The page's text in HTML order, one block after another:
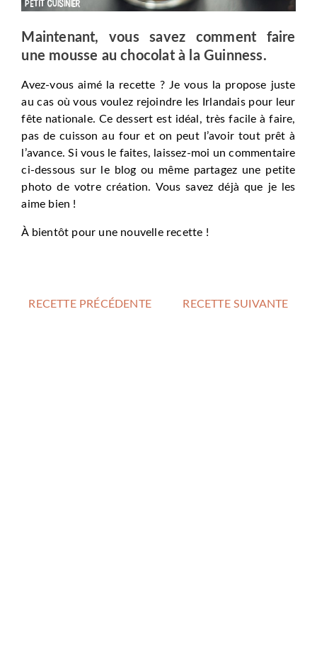
Maintenant, vous savez comment faire
une mousse au chocolat à la Guinness.
Avez-vous aimé la recette ? Je vous la propose juste
au cas où vous voulez rejoindre les Irlandais pour leur
fête nationale. Ce dessert est idéal, très facile à faire,
pas de cuisson au four et on peut l’avoir tout prêt à
l’avance. Si vous le faites, laissez-moi un commentaire
ci-dessous sur le blog ou même partagez une petite
photo de votre création. Vous savez déjà que je les
aime bien !
À bientôt pour une nouvelle recette !
RECETTE PRÉCÉDENTE RECETTE SUIVANTE